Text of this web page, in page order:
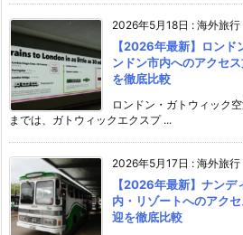
2026年5月18日 : 海外旅行
【2026年最新】ロンド
ンドン市内へのアクセ
を徹底比較
ロンドン・ガトウィック
までは、ガトウィックエクスプ ...
2026年5月17日 : 海外旅行
【2026年最新】ナン
内・リゾートへのアク
迎を徹底比較